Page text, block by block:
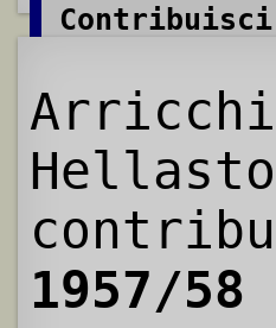
Contribuisci
1957/58